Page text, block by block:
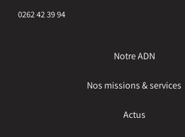
0262 42 39 94
Notre ADN
Nos missions & services
Actus